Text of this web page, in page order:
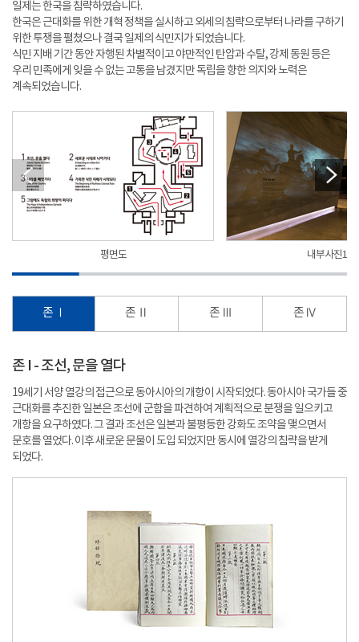
일제는 한국을 침략하였습니다.
한국은 근대화를 위한 개혁 정책을 실시하고 외세의 침략으로부터 나라를 구하기
위한 투쟁을 펼쳤으나 결국 일제의 식민지가 되었습니다.
식민 지배 기간 동안 자행된 차별적이고 야만적인 탄압과 수탈, 강제 동원 등은
우리 민족에게 잊을 수 없는 고통을 남겼지만 독립을 향한 의지와 노력은
계속되었습니다.
평면도 내부사진1
존 Ⅰ 존 Ⅱ 존 Ⅲ 존 Ⅳ
존 I - 조선, 문을 열다
19세기 서양 열강의 접근으로 동아시아의 개항이 시작되었다. 동아시아 국가들 중
근대화를 추진한 일본은 조선에 군함을 파견하여 계획적으로 분쟁을 일으키고
개항을 요구하였다. 그 결과 조선은 일본과 불평등한 강화도 조약을 맺으면서
문호를 열었다. 이후 새로운 문물이 도입 되었지만 동시에 열강의 침략을 받게
되었다.